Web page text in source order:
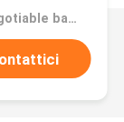
Prezzo：Negotiable based on order lot quantity